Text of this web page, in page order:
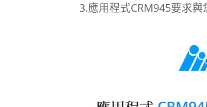
3.應用程式CRM945要求